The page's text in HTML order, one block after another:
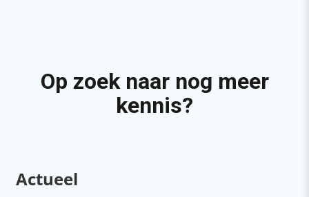
Op zoek naar nog meer
kennis?
Actueel